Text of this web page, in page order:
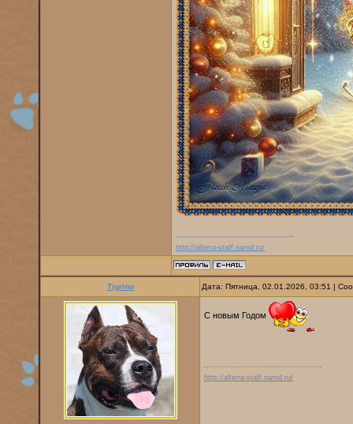
http://alterra-staff.narod.ru/
Tigrino Дата: Пятница, 02.01.2026, 03:51 |
С новым Годом
http://alterra-staff.narod.ru/